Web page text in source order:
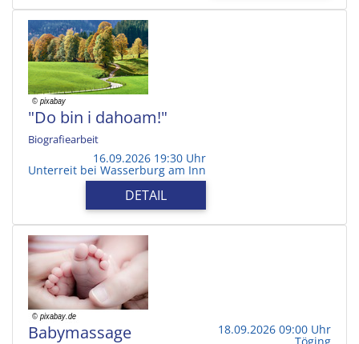
"Do bin i dahoam!"
Biografiearbeit
16.09.2026 19:30 Uhr
Unterreit bei Wasserburg am Inn
DETAIL
Babymassage 18.09.2026 09:00 Uhr
Töging